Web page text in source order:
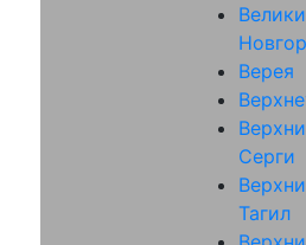
Верея
Серги
Тагил